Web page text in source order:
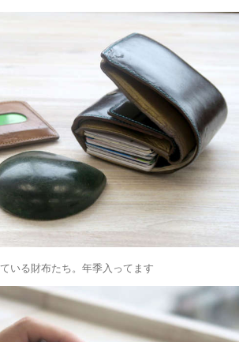
いる財布たち。年季入ってます